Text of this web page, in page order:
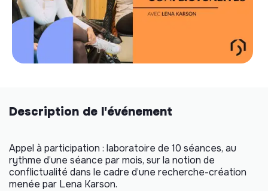
Description de l'événement
Appel à participation : laboratoire de 10 séances, au
rythme d’une séance par mois, sur la notion de
conflictualité dans le cadre d’une recherche-création
menée par Lena Karson.